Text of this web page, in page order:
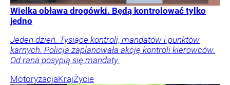
Wielka obława drogówki. Będą kontrolować tylko
jedno
Jeden dzień. Tysiące kontroli, mandatów i punktów
karnych. Policja zaplanowała akcję kontroli kierowców.
Od rana posypią się mandaty.
MotoryzacjaKrajŻycie